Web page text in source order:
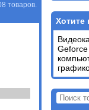
товаров.
Хотите